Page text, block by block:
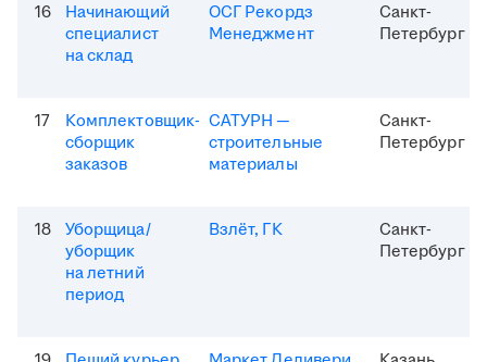
16
Начинающий
специалист
на склад
ОСГ Рекордз
Менеджмент
Санкт-
Петербург
17
Комплектовщик-
сборщик
заказов
САТУРН —
строительные
материалы
Санкт-
Петербург
18
Уборщица/
уборщик
на летний
период
Взлёт, ГК
Санкт-
Петербург